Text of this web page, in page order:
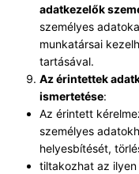
adatkezelők
személyes
munkatársai
tartásával.
Az érintettek
ismertetése:
Az érintett
személyes
helyesbítését,
tiltakozhat az